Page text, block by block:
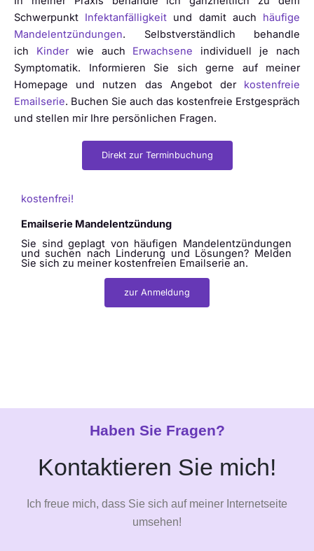
Schwerpunkt Infektanfälligkeit und damit auch häufige
Mandelentzündungen. Selbstverständlich behandle
ich Kinderwie auch Erwachsene individuell je nach
Symptomatik. Informieren Sie sich gerne auf meiner
Homepage und nutzen das Angebot der kostenfreie
Emailserie. Buchen Sie auch das kostenfreie Erstgespräch
und stellen mir Ihre persönlichen Fragen.
Direkt zur Terminbuchung
kostenfrei!
Emailserie Mandelentzündung
Sie sind geplagt von häufigen Mandelentzündungen
und suchen nach Linderung und Lösungen? Melden
Sie sich zu meiner kostenfreien Emailserie an.
zur Anmeldung
Haben Sie Fragen?
Kontaktieren Sie mich!
Ich freue mich, dass Sie sich auf meiner Internetseite
umsehen!